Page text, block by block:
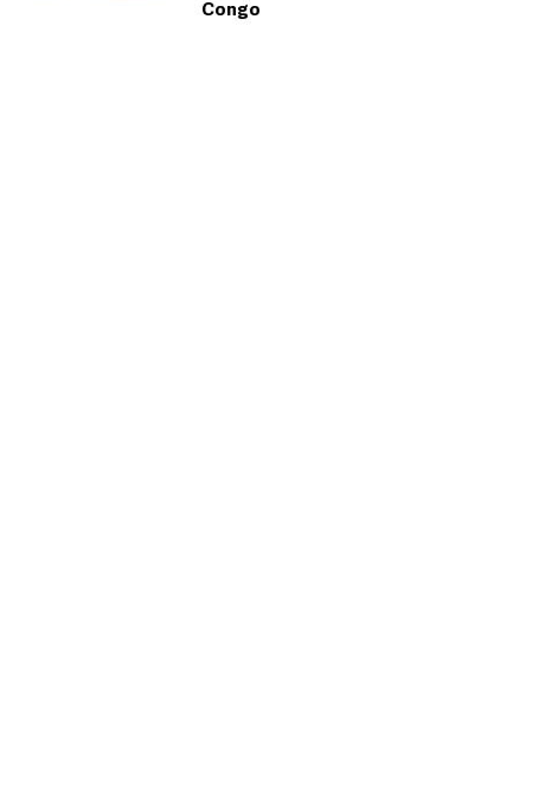
Congo